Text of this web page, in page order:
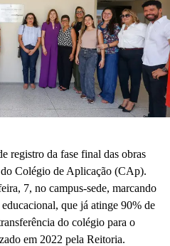
registro da fase final das obras
Colégio de Aplicação (CAp).
7, no campus-sede, marcando
que já atinge 90% de
do colégio para o
em 2022 pela Reitoria.